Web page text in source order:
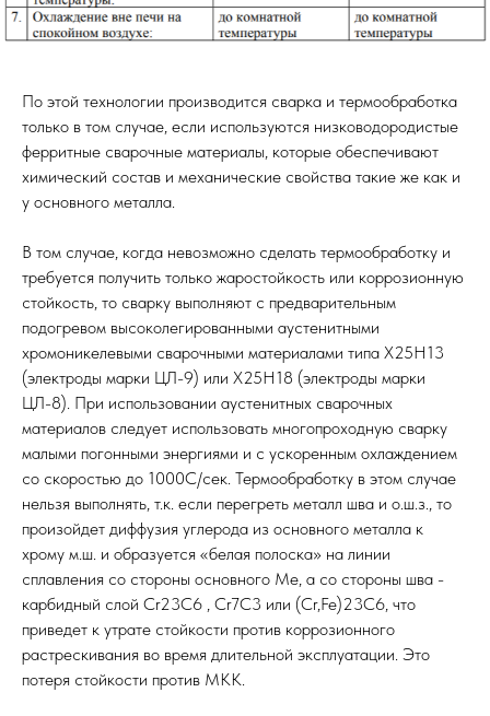
По этой технологии производится сварка и термообработка
только в том случае, если используются низководородистые
ферритные сварочные материалы, которые обеспечивают
химический состав и механические свойства такие же как и
у основного металла.
В том случае, когда невозможно сделать термообработку и
требуется получить только жаростойкость или коррозионную
стойкость, то сварку выполняют с предварительным
подогревом высоколегированными аустенитными
хромоникелевыми сварочными материалами типа Х25Н13
(электроды марки ЦЛ-9) или Х25Н18 (электроды марки
ЦЛ-8). При использовании аустенитных сварочных
материалов следует использовать многопроходную сварку
малыми погонными энергиями и с ускоренным охлаждением
со скоростью до 1000С/сек. Термообработку в этом случае
нельзя выполнять, т.к. если перегреть металл шва и о.ш.з., то
произойдет диффузия углерода из основного металла к
хрому м.ш. и образуется «белая полоска» на линии
сплавления со стороны основного Ме, а со стороны шва -
карбидный слой Cr23C6 , Cr7C3 или (Cr,Fe)23C6, что
приведет к утрате стойкости против коррозионного
растрескивания во время длительной эксплуатации. Это
потеря стойкости против МКК.